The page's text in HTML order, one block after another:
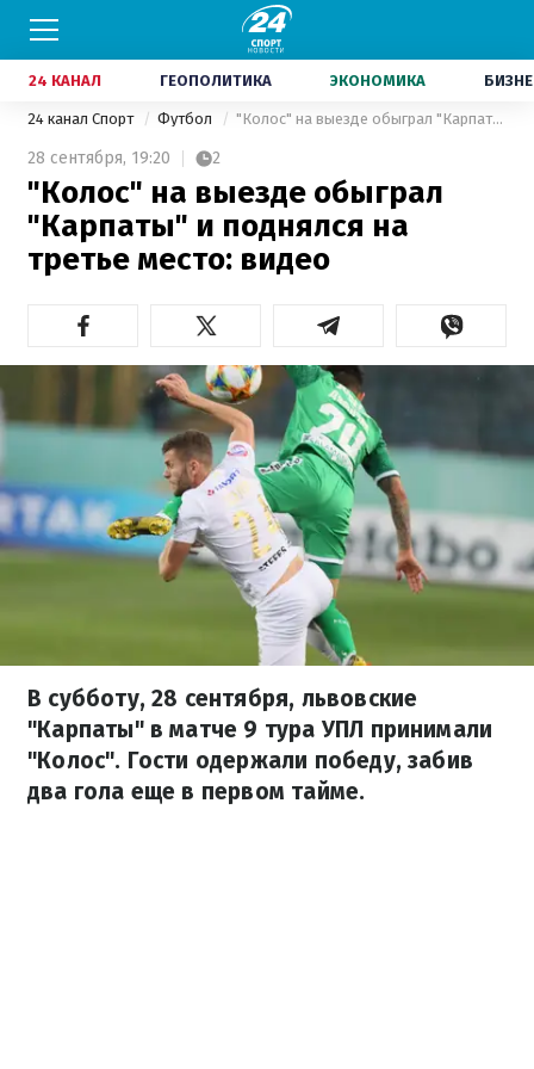
24 КАНАЛ ГЕОПОЛИТИКА ЭКОНОМИКА
24 канал Спорт Футбол "Колос" на выезде обыграл "Карпаты" и поднялся на третье место: видео
28 сентября, 19:20 2
"Колос" на выезде обыграл
"Карпаты" и поднялся на
третье место: видео
В субботу, 28 сентября, львовские
"Карпаты" в матче 9 тура УПЛ принимали
"Колос". Гости одержали победу, забив
два гола еще в первом тайме.